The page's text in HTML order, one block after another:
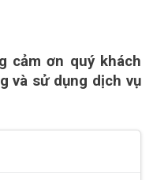
cảm ơn quý khách
và sử dụng dịch vụ